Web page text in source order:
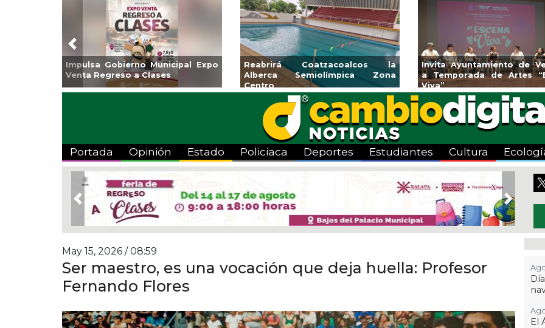
Guarniciones y banquetas para la
colonia El Mango en Pánuco
Emprendedores de Xalapa
exponen en Mercadito
Bicentenario
Coatzacoalcos
halterofilia con la Copa
2026
Previous
Portada Opinión Estado Policiaca Deportes Estudiantes Cultura
Previous Next
May 15, 2026 / 08:59
Ser maestro, es una vocación que deja huella: Profesor
Fernando Flores
El